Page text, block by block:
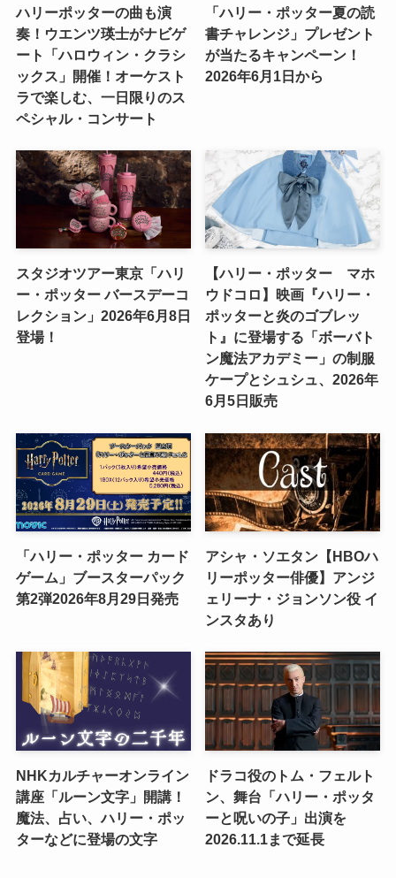
ハリーポッターの曲も演
奏！ウエンツ瑛士がナビゲ
ート「ハロウィン・クラシ
ックス」開催！オーケスト
ラで楽しむ、一日限りのス
ペシャル・コンサート
「ハリー・ポッター夏の読
書チャレンジ」プレゼント
が当たるキャンペーン！
2026年6月1日から
スタジオツアー東京「ハリ
ー・ポッター バースデーコ
レクション」2026年6月8日
登場！
【ハリー・ポッター マホ
ウドコロ】映画『ハリー・
ポッターと炎のゴブレッ
ト』に登場する「ボーバト
ン魔法アカデミー」の制服
ケープとシュシュ、2026年
6月5日販売
「ハリー・ポッター カード
ゲーム」ブースターパック
第2弾2026年8月29日発売
アシャ・ソエタン【HBOハ
リーポッター俳優】アンジ
ェリーナ・ジョンソン役 イ
ンスタあり
NHKカルチャーオンライン
講座「ルーン文字」開講！
魔法、占い、ハリー・ポッ
ターなどに登場の文字
ドラコ役のトム・フェルト
ン、舞台「ハリー・ポッタ
ーと呪いの子」出演を
2026.11.1まで延長